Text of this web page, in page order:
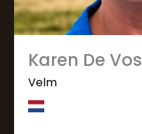
Karen De Vos
Velm